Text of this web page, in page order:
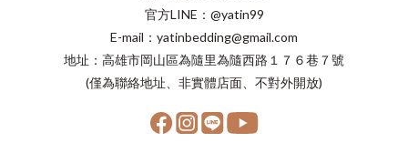
官方LINE：@yatin99
E-mail：yatinbedding@gmail.com
地址：高雄市岡山區為隨里為隨西路１７６巷７號
(僅為聯絡地址、非實體店面、不對外開放)